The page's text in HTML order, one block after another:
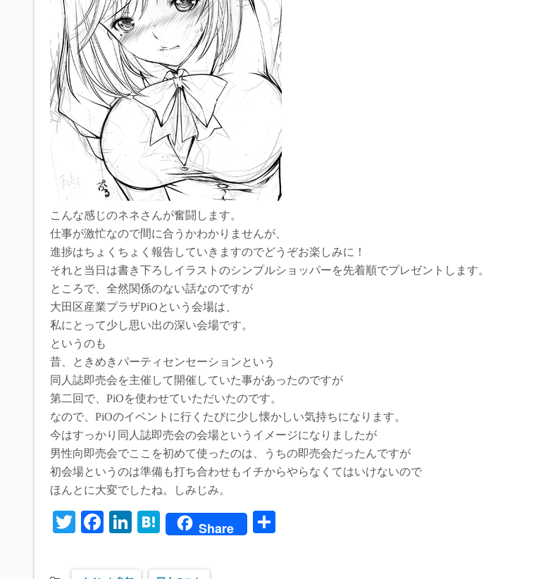
こんな感じのネネさんが奮闘します。
仕事が激忙なので間に合うかわかりませんが、
進捗はちょくちょく報告していきますのでどうぞお楽しみに！
それと当日は書き下ろしイラストのシンプルショッパーを先着順でプレゼントします。
ところで、全然関係のない話なのですが
大田区産業プラザPiOという会場は、
私にとって少し思い出の深い会場です。
というのも
昔、ときめきパーティセンセーションという
同人誌即売会を主催して開催していた事があったのですが
第二回で、PiOを使わせていただいたのです。
なので、PiOのイベントに行くたびに少し懐かしい気持ちになります。
今はすっかり同人誌即売会の会場というイメージになりましたが
男性向即売会でここを初めて使ったのは、うちの即売会だったんですが
初会場というのは準備も打ち合わせもイチからやらなくてはいけないので
ほんとに大変でしたね。しみじみ。
T
Fa
Li
ed
H
Share